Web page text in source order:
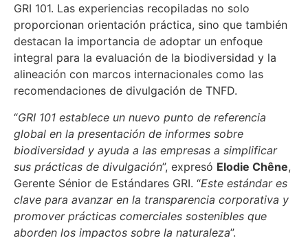
GRI 101. Las experiencias recopiladas no solo
proporcionan orientación práctica, sino que también
destacan la importancia de adoptar un enfoque
integral para la evaluación de la biodiversidad y la
alineación con marcos internacionales como las
recomendaciones de divulgación de TNFD.
“GRI 101 establece un nuevo punto de referencia
global en la presentación de informes sobre
biodiversidad y ayuda a las empresas a simplificar
sus prácticas de divulgación”, expresó Elodie Chêne,
Gerente Sénior de Estándares GRI. “Este estándar es
clave para avanzar en la transparencia corporativa y
promover prácticas comerciales sostenibles que
aborden los impactos sobre la naturaleza”.